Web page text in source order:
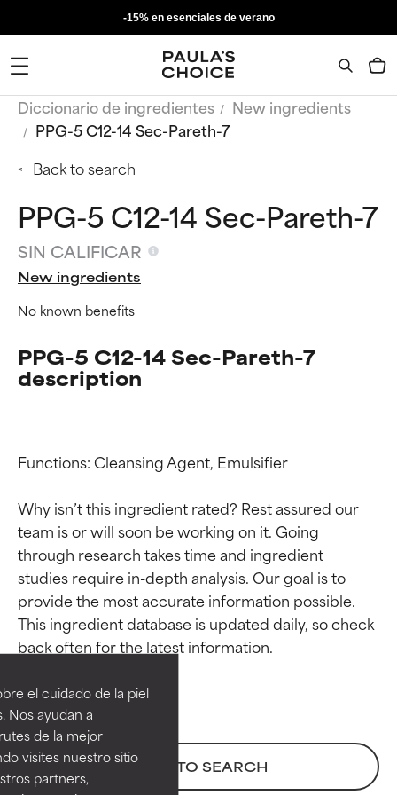
el cuidado de la piel
Nos ayudan a
de la mejor
visites nuestro sitio
partners,
-15% en esenciales de verano
Diccionario de ingredientes
New ingredients
PPG-5 C12-14 Sec-Pareth-7
Back to search
PPG-5 C12-14 Sec-Pareth-7
SIN CALIFICAR
New ingredients
No known benefits
PPG-5 C12-14 Sec-Pareth-7
description
Functions: Cleansing Agent, Emulsifier
Why isn’t this ingredient rated? Rest assured our
team is or will soon be working on it. Going
through research takes time and ingredient
studies require in-depth analysis. Our goal is to
provide the most accurate information possible.
This ingredient database is updated daily, so check
BACK TO SEARCH
Calificaciones de
ingredientes
EXCELENTE
Ingrediente sobresaliente con
beneficios reales para la piel. Su
eficacia está demostrada y
respaldada por estudios
Calificaciones de
ingredientes
EXCELENTE
Ingrediente sobresaliente con
beneficios reales para la piel. Su
eficacia está demostrada y
respaldada por estudios